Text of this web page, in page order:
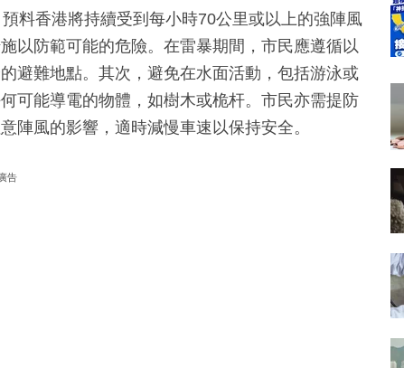
料香港將持續受到每小時70公里或以上的強陣風
以防範可能的危險。在雷暴期間，市民應遵循以
避難地點。其次，避免在水面活動，包括游泳或
可能導電的物體，如樹木或桅杆。市民亦需提防
陣風的影響，適時減慢車速以保持安全。
廣告